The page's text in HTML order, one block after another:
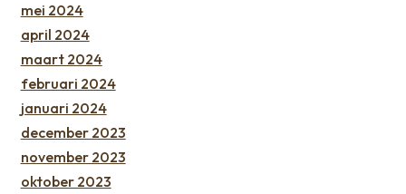
mei 2024
april 2024
maart 2024
februari 2024
januari 2024
december 2023
november 2023
oktober 2023